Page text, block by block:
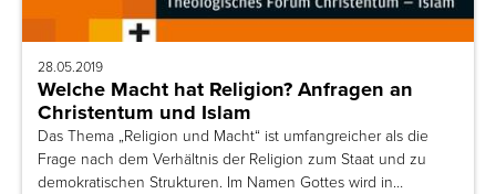
28.05.2019
Welche Macht hat Religion? Anfragen an
Christentum und Islam
Das Thema „Religion und Macht“ ist umfangreicher als die
Frage nach dem Verhältnis der Religion zum Staat und zu
demokratischen Strukturen. Im Namen Gottes wird in…